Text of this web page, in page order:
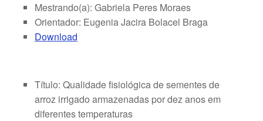
Mestrando(a): Gabriela Peres Moraes
Orientador: Eugenia Jacira Bolacel Braga
Download
Título: Qualidade fisiológica de sementes de
arroz irrigado armazenadas por dez anos em
diferentes temperaturas